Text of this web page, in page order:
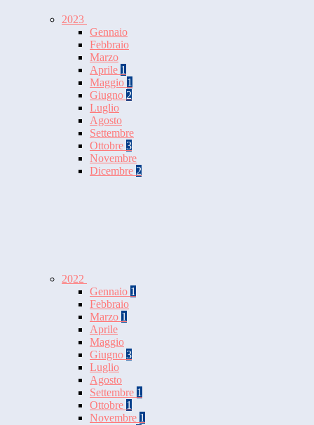
2023
Gennaio
Febbraio
Marzo
Aprile 1
Maggio 1
Giugno 2
Luglio
Agosto
Settembre
Ottobre 3
Novembre
Dicembre 2
2022
Gennaio 1
Febbraio
Marzo 1
Aprile
Maggio
Giugno 3
Luglio
Agosto
Settembre 1
Ottobre 1
Novembre 1